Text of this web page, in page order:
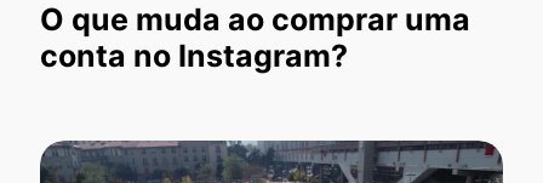
O que muda ao comprar uma
conta no Instagram?